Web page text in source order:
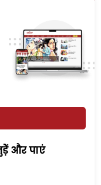
और पाएं